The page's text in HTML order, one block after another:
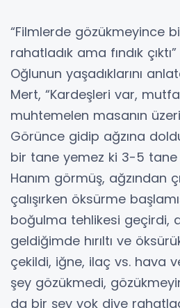
“Filmlerde gözükmeyince
rahatladık ama fındık çıktı”
Oğlunun yaşadıklarını
Mert, “Kardeşleri var,
muhtemelen masanın
Görünce gidip ağzına
bir tane yemez ki 3-5 tane
Hanım görmüş, ağzından
çalışırken öksürme
boğulma tehlikesi geçirdi,
geldiğimde hırıltı ve
çekildi, iğne, ilaç vs. hava
şey gözükmedi,
da bir şey yok diye